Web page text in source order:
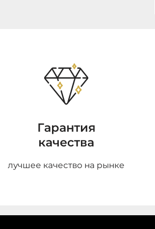
Гарантия
качества
лучшее качество на рынке